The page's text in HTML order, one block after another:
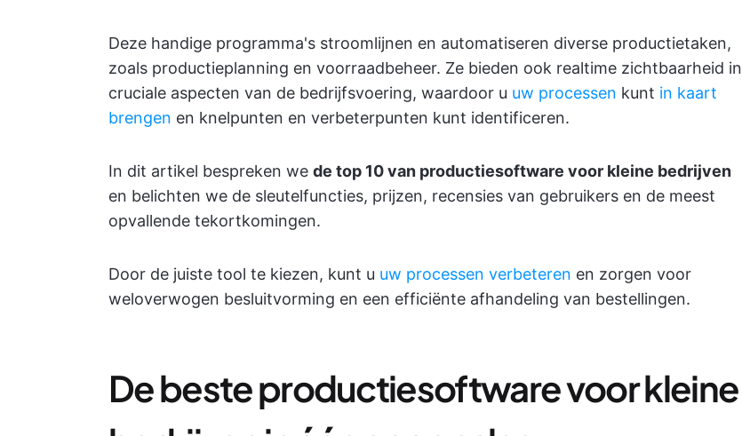
Deze handige programma's stroomlijnen en automatiseren diverse productietaken,
zoals productieplanning en voorraadbeheer. Ze bieden ook realtime zichtbaarheid in
cruciale aspecten van de bedrijfsvoering, waardoor u uw processen kunt in kaart
brengen en knelpunten en verbeterpunten kunt identificeren.
In dit artikel bespreken we de top 10 van productiesoftware voor kleine bedrijven
en belichten we de sleutelfuncties, prijzen, recensies van gebruikers en de meest
opvallende tekortkomingen.
Door de juiste tool te kiezen, kunt u uw processen verbeteren en zorgen voor
weloverwogen besluitvorming en een efficiënte afhandeling van bestellingen.
De beste productiesoftware voor kleine